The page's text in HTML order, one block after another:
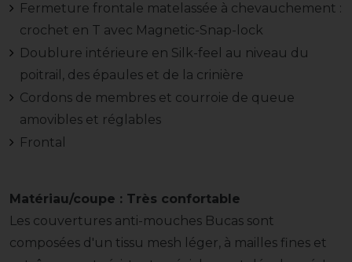
Fermeture frontale matelassée à chevauchement :
crochet en T avec Magnetic-Snap-lock
Doublure intérieure en Silk-feel au niveau du
poitrail, des épaules et de la crinière
Cordons de membres et courroie de queue
amovibles et réglables
Frontal
Matériau/coupe : Très confortable
Les couvertures anti-mouches Bucas sont
composées d'un tissu mesh léger, à mailles fines et